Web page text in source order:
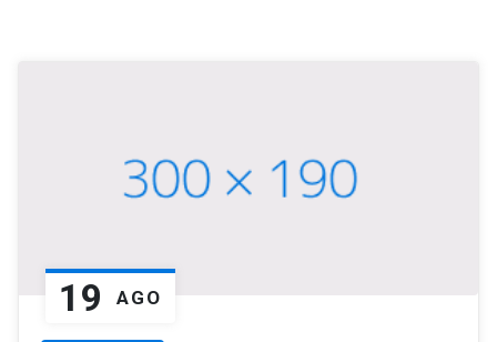
19 AGO